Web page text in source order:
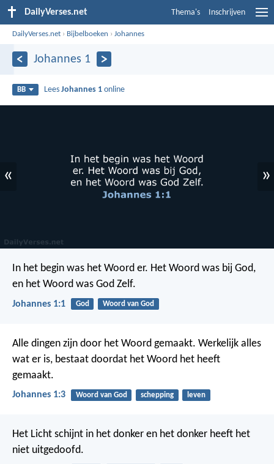
DailyVerses.net Thema's Inschrijven
DailyVerses.net › Bijbelboeken ›Johannes
Johannes 1
BB LeesJohannes 1 online
« »
In het begin was het Woord er. Het Woord was bij God,
en het Woord was God Zelf.
Johannes 1:1 God Woord van God
Alle dingen zijn door het Woord gemaakt. Werkelijk alles
wat er is, bestaat doordat het Woord het heeft
gemaakt.
Johannes 1:3 Woord van God schepping leven
Het Licht schijnt in het donker en het donker heeft het
niet uitgedoofd.